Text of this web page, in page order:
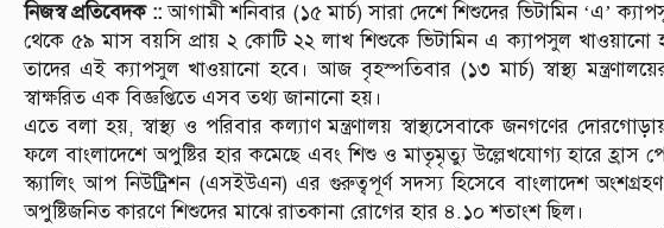
নিজস্ব প্রতিবেদক ::আগামী শনিবার (১৫ মার্চ) সারা দেশে শিশুদের ভিটামিন ‘এ’
থেকে ৫৯ মাস বয়সি প্রায় ২ কোটি ২২ লাখ শিশুকে ভিটামিন এ ক্যাপসুল খাওয়ানো
তাদের এই ক্যাপসুল খাওয়ানো হবে। আজ বৃহস্পতিবার (১৩ মার্চ) স্বাস্থ্য
স্বাক্ষরিত এক বিজ্ঞপ্তিতে এসব তথ্য জানানো হয়।
এতে বলা হয়, স্বাস্থ্য ও পরিবার কল্যাণ মন্ত্রণালয় স্বাস্থ্যসেবাকে জনগণের
ফলে বাংলাদেশে অপুষ্টির হার কমেছে এবং শিশু ও মাতৃমৃত্যু উল্লেখযোগ্য হারে হ্রাস
স্ক্যালিং আপ নিউট্রিশন (এসইউএন) এর গুরুত্বপূর্ণ সদস্য হিসেবে বাংলাদেশ
অপুষ্টিজনিত কারণে শিশুদের মাঝে রাতকানা রোগের হার ৪.১০ শতাংশ ছিল।